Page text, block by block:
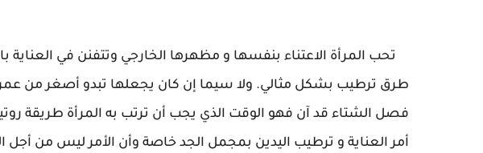
تحب المرأة الاعتناء بنفسها و مظهرها الخارجي وتتفنن في العناية
طرق ترطيب بشكل مثالي. ولا سيما إن كان يجعلها تبدو أصغر من
فصل الشتاء قد آن فهو الوقت الذي يجب أن ترتب به المرأة طريقة
أمر العناية و ترطيب اليدين بمجمل الجد خاصة وأن الأمر ليس من